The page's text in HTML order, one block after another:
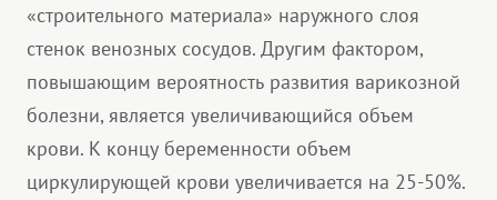
«строительного материала» наружного слоя
стенок венозных сосудов. Другим фактором,
повышающим вероятность развития варикозной
болезни, является увеличивающийся объем
крови. К концу беременности объем
циркулирующей крови увеличивается на 25-50%.